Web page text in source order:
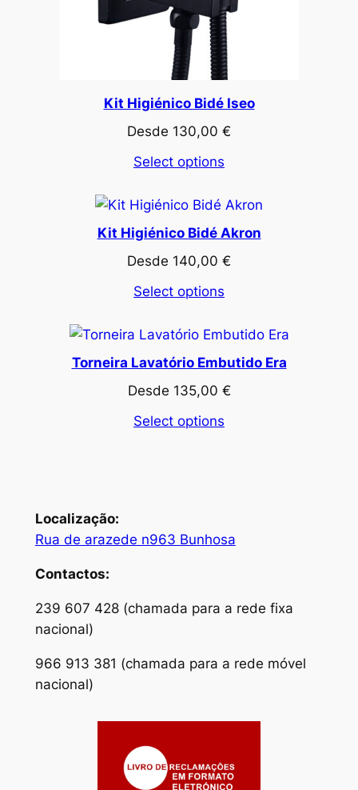
Kit Higiénico Bidé Iseo
Desde 130,00 €
Select options
Kit Higiénico Bidé Akron
Desde 140,00 €
Select options
Torneira Lavatório Embutido Era
Desde 135,00 €
Select options
Localização:
Rua de arazede n963 Bunhosa
Contactos:
239 607 428 (chamada para a rede fixa
nacional)
966 913 381 (chamada para a rede móvel
nacional)